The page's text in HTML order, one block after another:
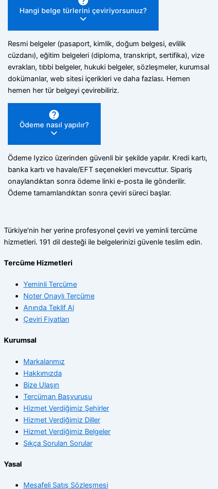
Hangi belge türlerini çeviriyorsunuz?
Resmi belgeler (pasaport, kimlik, doğum belgesi, evlilik
cüzdanı), eğitim belgeleri (diploma, transkript, sertifika), vize
evrakları, tıbbi belgeler, hukuki belgeler, sözleşmeler, kurumsal
dokümanlar, web sitesi içerikleri ve daha fazlası. Hemen
hemen her tür belgeyi çevirebiliriz.
Ödeme nasıl yapılır?
Ödeme Iyzico üzerinden güvenli bir şekilde yapılır. Kredi kartı,
banka kartı ve havale/EFT seçenekleri mevcuttur. Sipariş
onaylandıktan sonra ödeme linki e-posta ile gönderilir.
Ödeme tamamlandıktan sonra çeviri süreci başlar.
Türkiye'nin her yerine profesyonel çeviri ve yeminli tercüme
hizmetleri. 191 dil desteği ile belgelerinizi güvenle teslim edin.
Tercüme Hizmetleri
Yeminli Tercüme
Noter Onaylı Tercüme
Anında Teklif Al
Çeviri Fiyatları
Kurumsal
Markalarımız
Hakkımızda
Bize Ulaşın
Tercüman Başvurusu
Hizmet Verdiğimiz Şehirler
Hizmet Verdiğimiz Diller
Hizmet Verdiğimiz Belgeler
Sıkça Sorulan Sorular
Yasal
Mesafeli Satış Sözleşmesi